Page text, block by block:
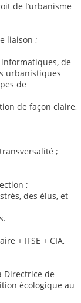
de l’urbanisme
liaison ;
de
urbanistiques
de
de façon claire,
;
;
des élus, et
+ IFSE + CIA,
Directrice de
écologique au